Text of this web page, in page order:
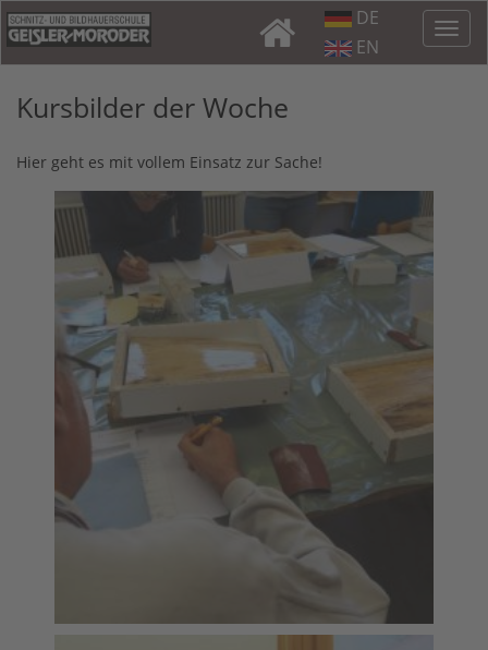
DE
EN
Kursbilder der Woche
Hier geht es mit vollem Einsatz zur Sache!